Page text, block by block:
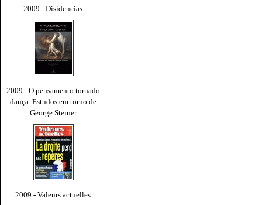
2009 - Disidencias
2009 - O pensamento tornado
dança. Estudos em torno de
George Steiner
2009 - Valeurs actuelles